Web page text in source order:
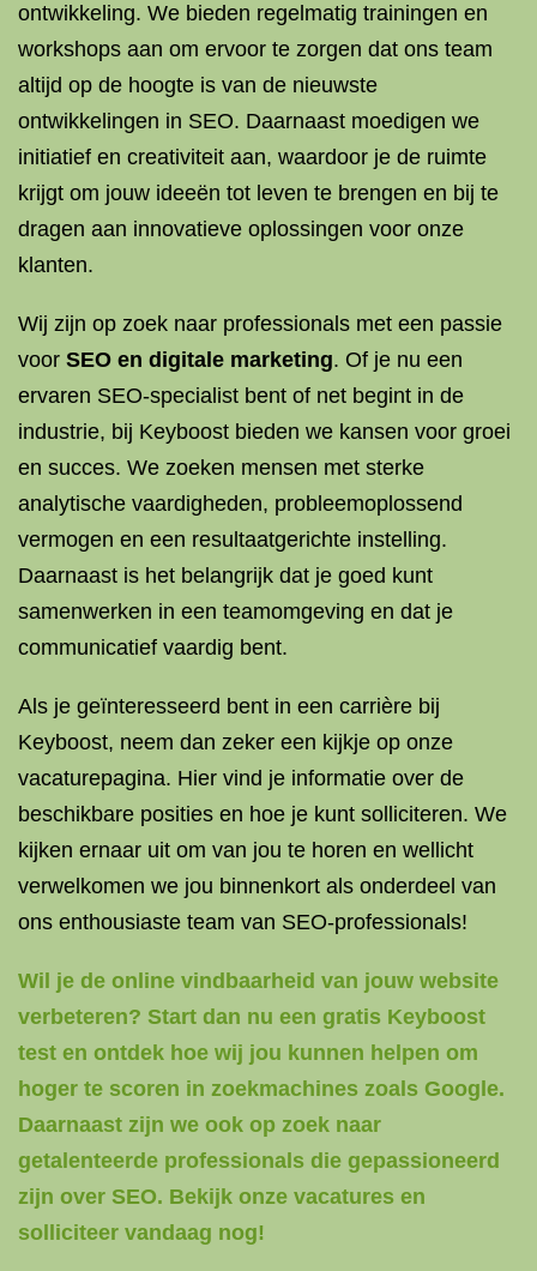
ontwikkeling. We bieden regelmatig trainingen en
workshops aan om ervoor te zorgen dat ons team
altijd op de hoogte is van de nieuwste
ontwikkelingen in SEO. Daarnaast moedigen we
initiatief en creativiteit aan, waardoor je de ruimte
krijgt om jouw ideeën tot leven te brengen en bij te
dragen aan innovatieve oplossingen voor onze
klanten.
Wij zijn op zoek naar professionals met een passie
voor SEO en digitale marketing. Of je nu een
ervaren SEO-specialist bent of net begint in de
industrie, bij Keyboost bieden we kansen voor groei
en succes. We zoeken mensen met sterke
analytische vaardigheden, probleemoplossend
vermogen en een resultaatgerichte instelling.
Daarnaast is het belangrijk dat je goed kunt
samenwerken in een teamomgeving en dat je
communicatief vaardig bent.
Als je geïnteresseerd bent in een carrière bij
Keyboost, neem dan zeker een kijkje op onze
vacaturepagina. Hier vind je informatie over de
beschikbare posities en hoe je kunt solliciteren. We
kijken ernaar uit om van jou te horen en wellicht
verwelkomen we jou binnenkort als onderdeel van
ons enthousiaste team van SEO-professionals!
Wil je de online vindbaarheid van jouw website
verbeteren? Start dan nu een gratis Keyboost
test en ontdek hoe wij jou kunnen helpen om
hoger te scoren in zoekmachines zoals Google.
Daarnaast zijn we ook op zoek naar
getalenteerde professionals die gepassioneerd
zijn over SEO. Bekijk onze vacatures en
solliciteer vandaag nog!